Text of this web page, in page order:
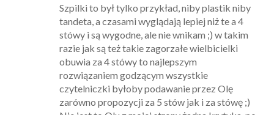
Szpilki to był tylko przykład, niby plastik niby
tandeta, a czasami wyglądają lepiej niż te a 4
stówy i są wygodne, ale nie wnikam ;) w takim
razie jak są też takie zagorzałe wielbicielki
obuwia za 4 stówy to najlepszym
rozwiązaniem godzącym wszystkie
czytelniczki byłoby podawanie przez Olę
zarówno propozycji za 5 stów jak i za stówę ;)